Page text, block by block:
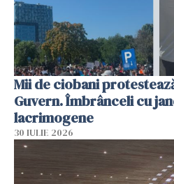
Mii de ciobani
Guvern. Îmbrânceli cu
lacrimogene
30 IULIE 2026